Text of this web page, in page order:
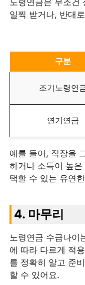
노령연금은 무조건
일찍 받거나, 반대
구분
조기노령연
연기연금
예를 들어, 직장을
하거나 소득이 높
택할 수 있는 유연
4. 마무리
노령연금 수급나이
에 따라 다르게 적
를 정확히 알고 준
할 수 있어요.